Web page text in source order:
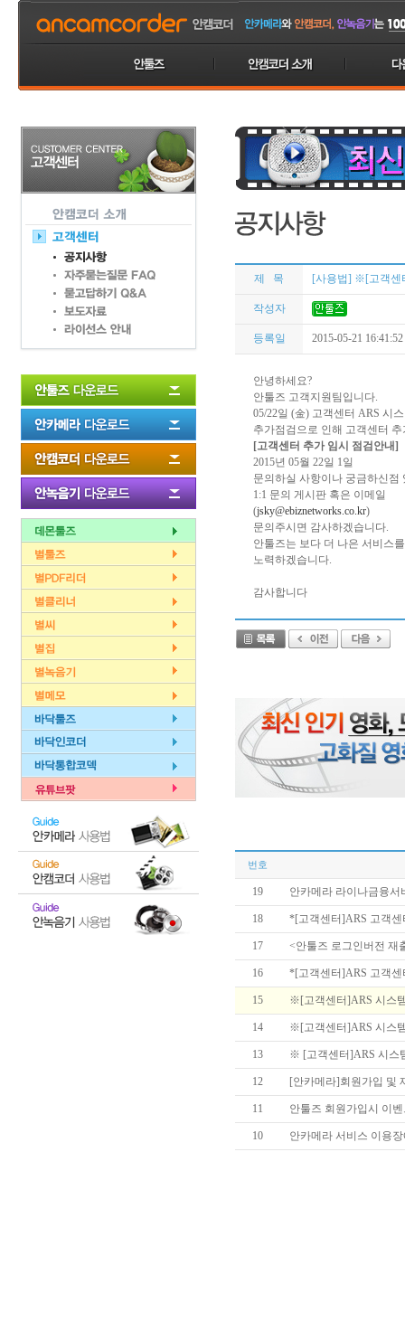
제 목 [사용법] ※[고객센
작성자
등록일 2015-05-21 16:41:52
안녕하세요?
안툴즈 고객지원팀입니다.
05/22일 (金) 고객센터 ARS 시
추가점검으로 인해 고객센터
[고객센터 추가 임시 점검안내]
2015년 05월 22일 1일
문의하실 사항이나 궁금하신점
1:1 문의 게시판 혹은 이메일
(jsky@ebiznetworks.co.kr)
문의주시면 감사하겠습니다.
안툴즈는 보다 더 나은 서비스
노력하겠습니다.
감사합니다
번호
19 안카메라 라이나금융서
18 *[고객센터]ARS 고객센
17 <안툴즈 로그인버전 재
16 *[고객센터]ARS 고객센
15 ※[고객센터]ARS 시스
14 ※[고객센터]ARS 시스
13 ※ [고객센터]ARS 시스
12 [안카메라]회원가입 및
11 안툴즈 회원가입시 이
10 안카메라 서비스 이용